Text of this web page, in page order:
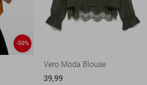
-50%
Vero Moda Blouse
39,99